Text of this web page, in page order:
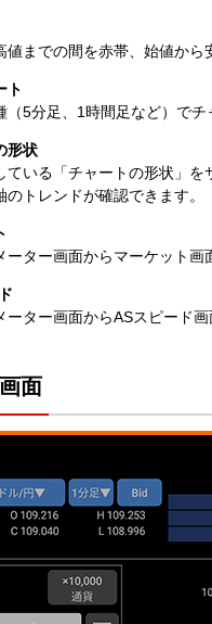
値までの間を赤帯、始値か
ト
（5分足、1時間足など）で
形状
ている「チャートの形状」
のトレンドが確認できます。
ーター画面からマーケット画
ーター画面からASスピード
面